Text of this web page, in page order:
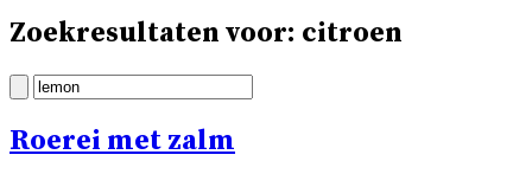
Zoekresultaten voor: citroen
Roerei met zalm